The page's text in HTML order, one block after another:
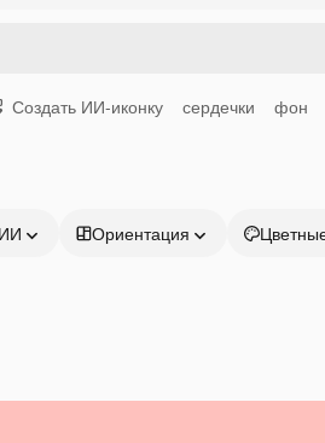
Создать ИИ-иконку сердечки фон
Ориентация